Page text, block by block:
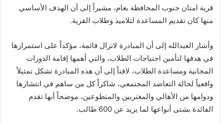
قرية امتان جنوب المحافظة بعام، مشيراً إلى أن الهدف الأساسي
منها كان تقديم المساعدة لتلاميذ وطلاب القرية.
وأشار العبدالله إلى أن المبادرة لاتزال قائمة، مؤكداً على استمرارها
في هدفها لتأمين احتياجات الطلاب، والتي أهمها إقامة الدورات
المجانية ومساعدة الطلاب، لافتاً إلى أن هذه المبادرة تشكل تمثيلاً
واقعياً لحالة التعاضد المجتمعي، شاكراً كل من ساهم في انتشارها
ودوامها من الأهالي والمغتربين والمتطوعين، موضحاً أنها تقدم
الفائدة بشتى أنواعها لما يزيد عن 600 طالب.